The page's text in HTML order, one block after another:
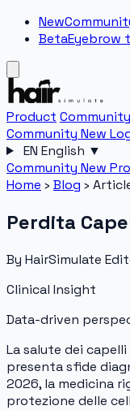
New
BetaEyebrow
Product Community
Community New
EN English ▼
Community New
Home › Blog ›
Perdita
By HairSimulate
Clinical Insight
Data-driven
La salute dei
presenta sfide
2026, la medicina
protezione delle